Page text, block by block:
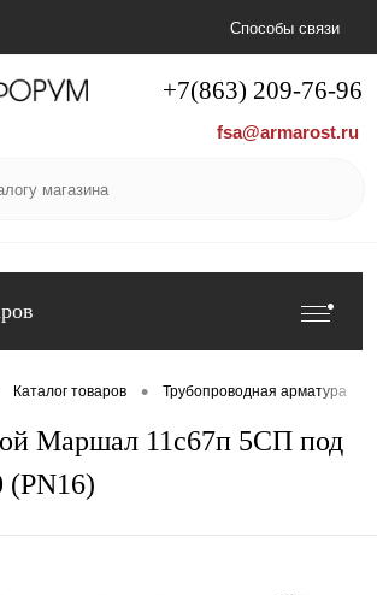
+7(863) 209-76-96
fsa@armarost.ru
Способы связи
Каталог товаров • Трубопроводная арматура
Маршал 11с67п 5СП под
(PN16)